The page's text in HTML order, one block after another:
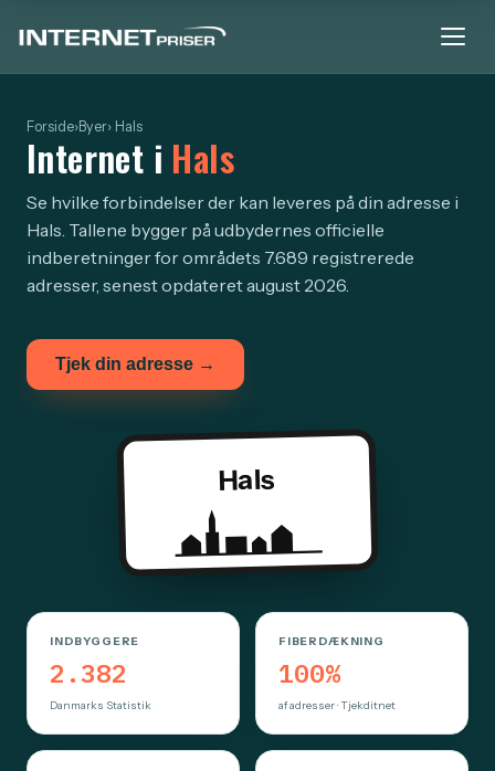
Forside›Byer› Hals
Internet i Hals
Se hvilke forbindelser der kan leveres på din adresse i
Hals. Tallene bygger på udbydernes officielle
indberetninger for områdets 7.689 registrerede
adresser, senest opdateret august 2026.
Tjek din adresse →
Hals
INDBYGGERE
2.382
Danmarks Statistik
FIBERDÆKNING
100%
af adresser · Tjekditnet